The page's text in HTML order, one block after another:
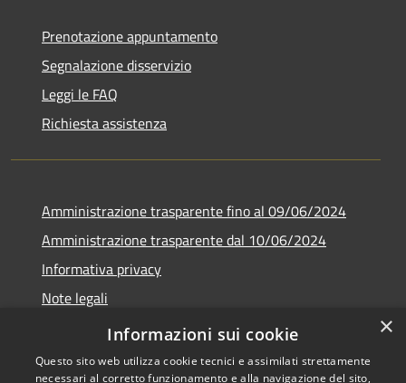
Prenotazione appuntamento
Segnalazione disservizio
Leggi le FAQ
Richiesta assistenza
Amministrazione trasparente fino al 09/06/2024
Amministrazione trasparente dal 10/06/2024
Informativa privacy
Note legali
Dichiarazione di accessibilità
×
Informazioni sui cookie
Questo sito web utilizza cookie tecnici e assimilati strettamente
necessari al corretto funzionamento e alla navigazione del sito,